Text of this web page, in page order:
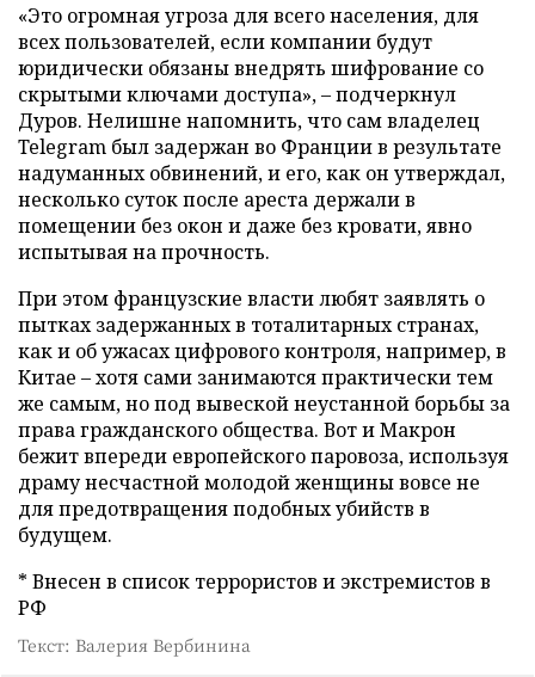
«Это огромная угроза для всего населения, для
всех пользователей, если компании будут
юридически обязаны внедрять шифрование со
скрытыми ключами доступа», – подчеркнул
Дуров. Нелишне напомнить, что сам владелец
Telegram был задержан во Франции в результате
надуманных обвинений, и его, как он утверждал,
несколько суток после ареста держали в
помещении без окон и даже без кровати, явно
испытывая на прочность.
При этом французские власти любят заявлять о
пытках задержанных в тоталитарных странах,
как и об ужасах цифрового контроля, например, в
Китае – хотя сами занимаются практически тем
же самым, но под вывеской неустанной борьбы за
права гражданского общества. Вот и Макрон
бежит впереди европейского паровоза, используя
драму несчастной молодой женщины вовсе не
для предотвращения подобных убийств в
будущем.
* Внесен в список террористов и экстремистов в
РФ
Текст: Валерия Вербинина